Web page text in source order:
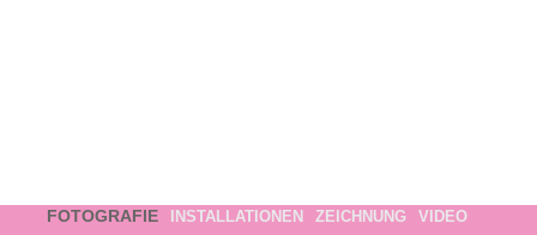
FOTOGRAFIE INSTALLATIONEN ZEICHNUNG VIDEO